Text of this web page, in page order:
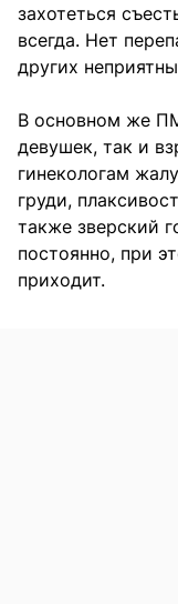
захотеться
всегда. Нет
других
В основном же
девушек, так и
гинекологам
груди,
также зверский
постоянно, при
приходит.